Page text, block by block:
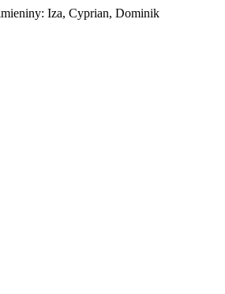
Iza, Cyprian, Dominik